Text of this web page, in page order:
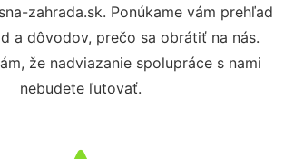
zahrada.sk. Ponúkame vám prehľad
a dôvodov, prečo sa obrátiť na nás.
že nadviazanie spolupráce s nami
nebudete ľutovať.